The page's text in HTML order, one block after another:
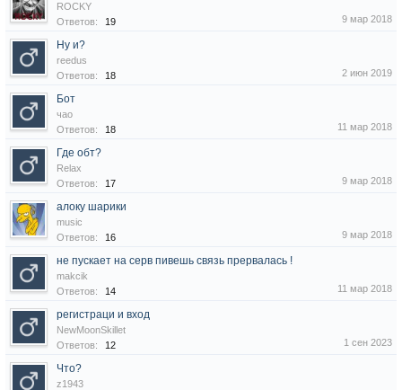
ROCKY
Ответов:
19 9 мар 2018
Ну и?
reedus
Ответов:
18 2 июн 2019
Бот
чао
Ответов:
18 11 мар 2018
Где обт?
Relax
Ответов:
17 9 мар 2018
алоку шарики
music
Ответов:
16 9 мар 2018
не пускает на серв пивешь связь прервалась !
makcik
Ответов:
14 11 мар 2018
регистраци и вход
NewMoonSkillet
Ответов:
12 1 сен 2023
Что?
z1943